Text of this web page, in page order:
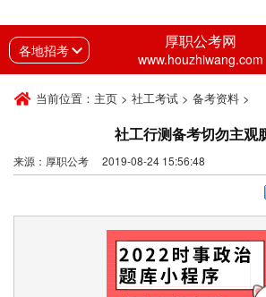
各地招考 厚职公考网
www.houzhiwang.com
当前位置： 主页 > 社工考试 > 备考资料 >
社工行测备考切勿主观
来源：厚职公考 2019-08-24 15:56:48